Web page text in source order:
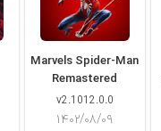
Marvels Spider-Man
Remastered
v2.1012.0.0
۱۴۰۲/۰۸/۰۹